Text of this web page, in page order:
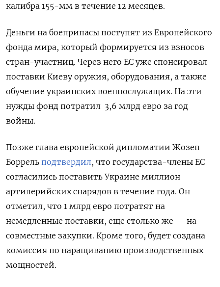
калибра 155-мм в течение 12 месяцев.
Деньги на боеприпасы поступят из Европейского
фонда мира, который формируется из взносов
стран-участниц. Через него ЕС уже спонсировал
поставки Киеву оружия, оборудования, а также
обучение украинских военнослужащих. На эти
нужды фонд потратил 3,6 млрд евро за год
войны.
Позже глава европейской дипломатии Жозеп
Боррель подтвердил, что государства-члены ЕС
согласились поставить Украине миллион
артилерийских снарядов в течение года. Он
отметил, что 1 млрд евро потратят на
немедленные поставки, еще столько же — на
совместные закупки. Кроме того, будет создана
комиссия по наращиванию производственных
мощностей.